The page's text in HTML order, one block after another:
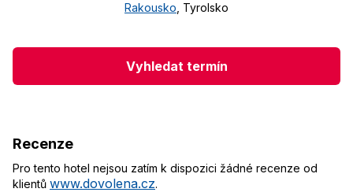
Rakousko Tyrolsko
Vyhledat termín
Recenze
Pro tento hotel nejsou zatím k dispozici žádné recenze od
klientů www.dovolena.cz.